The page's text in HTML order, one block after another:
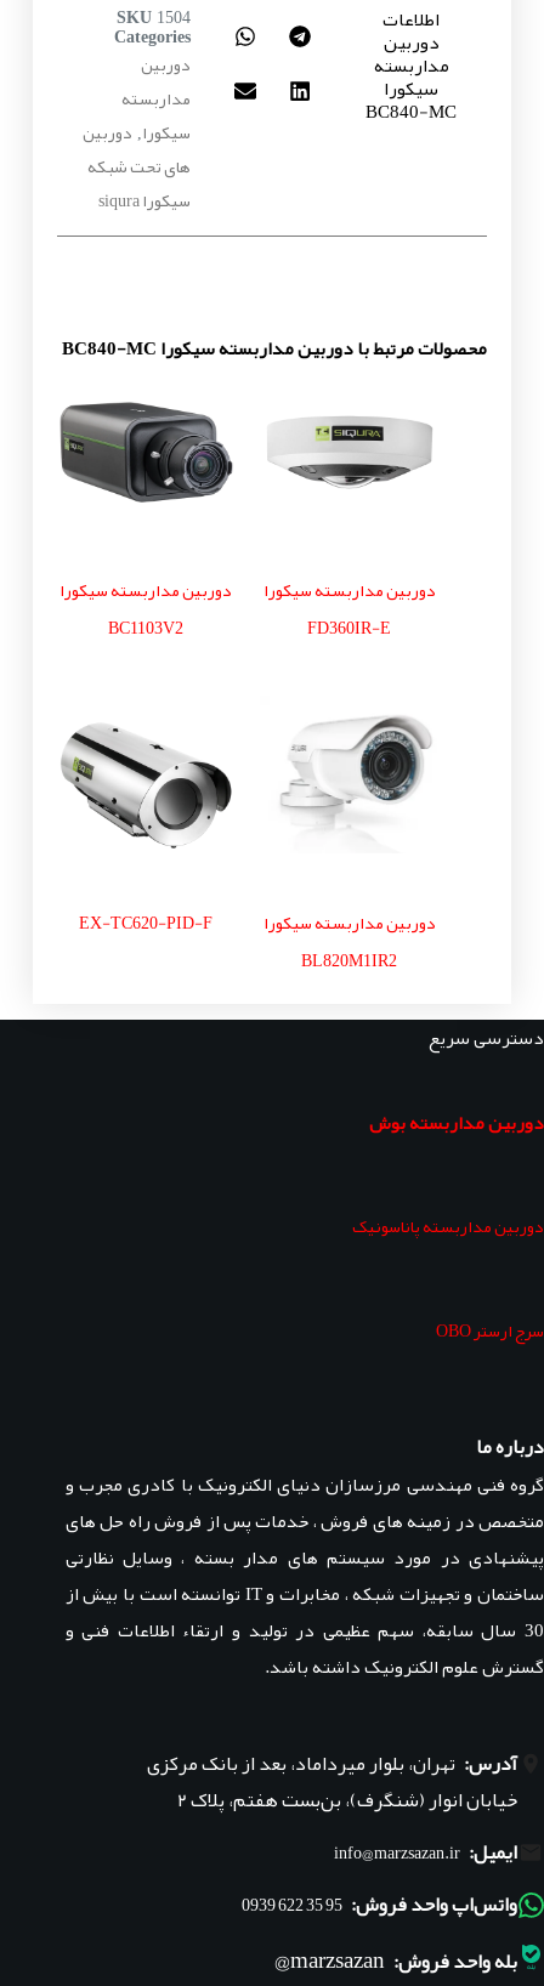
اطلاعات
دوربین
مداربسته
سیکورا
BC840-MC
SKU 1504
Categories
دوربین
مداربسته
سیکورا, دوربین
های تحت شبکه
سیکورا siqura
محصولات مرتبط با دوربین مداربسته سیکورا BC840-MC
دوربین مداربسته سیکورا
FD360IR-E
دوربین مداربسته سیکورا
BC1103V2
دوربین مداربسته سیکورا
BL820M1IR2
EX-TC620-PID-F
دسترسی سریع
دوربین مداربسته بوش
دوربین مداربسته پاناسونیک
سرج ارستر OBO
درباره ما
گروه فنی مهندسی مرزسازان دنیای الکترونیک با کادری مجرب و
متخصص در زمینه های فروش ، خدمات پس از فروش راه حل های
پیشنهادی در مورد سیستم های مدار بسته ، وسایل نظارتی
ساختمان و تجهیزات شبکه ، مخابرات و IT توانسته است با بیش از
30 سال سابقه، سهم عظیمی در تولید و ارتقاء اطلاعات فنی و
گسترش علوم الکترونیک داشته باشد.
آدرس: تهران، بلوار میرداماد، بعد از بانک مرکزی
خیابان انوار (شنگرف)، بن‌بست هفتم، پلاک ۲
ایمیل: info@marzsazan.ir
واتس‌اپ واحد فروش: 95 35 622 0939
بله واحد فروش: marzsazan@